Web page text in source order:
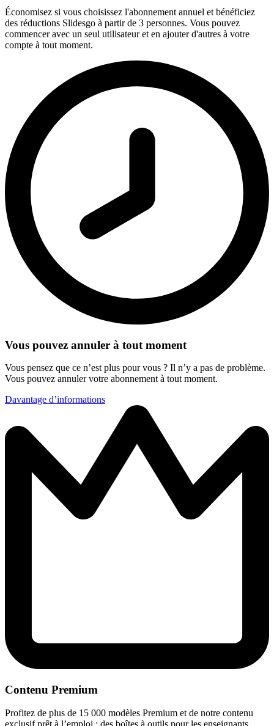
Économisez si vous choisissez l'abonnement annuel et bénéficiez
des réductions Slidesgo à partir de 3 personnes. Vous pouvez
commencer avec un seul utilisateur et en ajouter d'autres à votre
compte à tout moment.
Vous pouvez annuler à tout moment
Vous pensez que ce n’est plus pour vous ? Il n’y a pas de problème.
Vous pouvez annuler votre abonnement à tout moment.
Davantage d’informations
Contenu Premium
Profitez de plus de 15 000 modèles Premium et de notre contenu
exclusif prêt à l’emploi : des boîtes à outils pour les enseignants